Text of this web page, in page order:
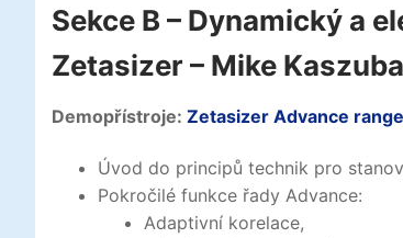
Sekce B – Dynamický a
Zetasizer – Mike Kaszuba
Demopřístroje: Zetasizer Advance range
Úvod do principů technik pro
Pokročilé funkce řady Advance:
Adaptivní korelace,